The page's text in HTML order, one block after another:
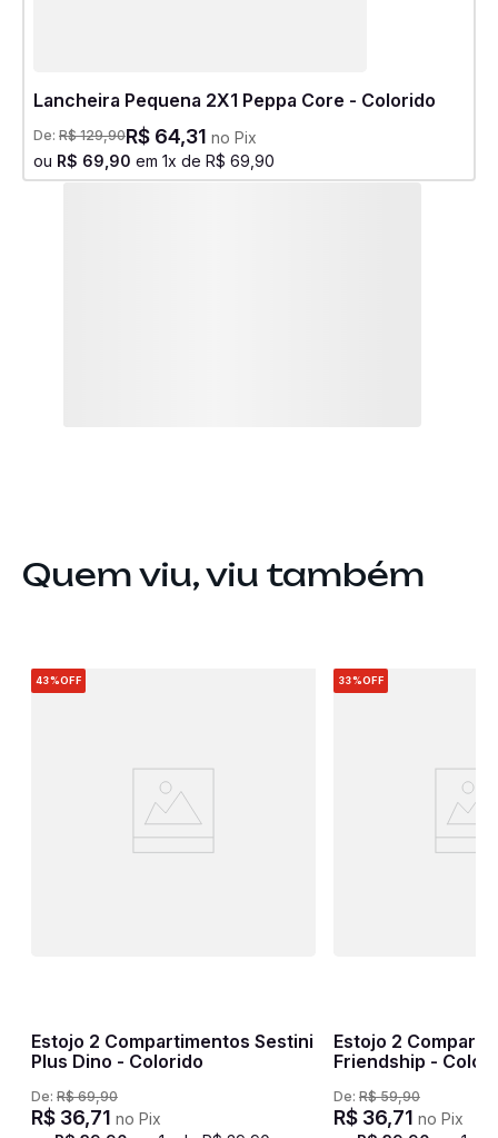
Lancheira Pequena 2X1 Peppa Core - Colorido
De: R$ 129,90R$ 64,31 no Pix
ou R$ 69 90 em 1x de R$ 69 90
Quem viu, viu também
43%OFF
Estojo 2 Compartimentos Sestini
Plus Dino - Colorido
De: R$ 69,90
R$ 36,71 no Pix
33%OFF
Estojo 2
Friendship -
De: R$ 59,90
R$ 36,71 no Pix